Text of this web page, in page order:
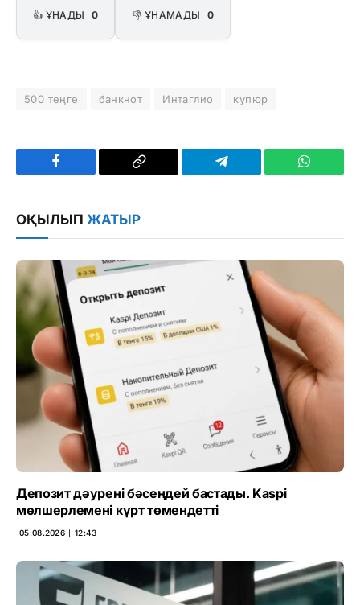
👍 ҰНАДЫ 0 👎 ҰНАМАДЫ 0
500 теңге банкнот Интаглио купюр
Facebook
Copy
Telegram
ОҚЫЛЫП ЖАТЫР
Депозит дәурені бәсеңдей бастады. Kaspi
мөлшерлемені күрт төмендетті
05.08.2026 ∣ 12:43